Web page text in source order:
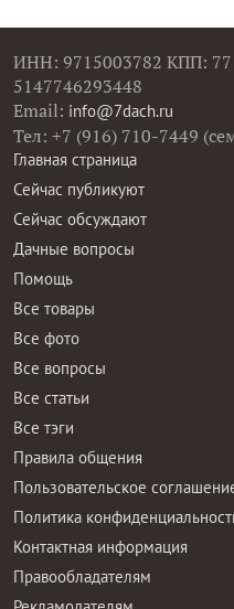
ИНН: 9715003782 КПП:
5147746293448
Email: info@7dach.ru
Тел: +7 (916) 710-7449
Главная страница
Сейчас публикуют
Сейчас обсуждают
Дачные вопросы
Помощь
Все товары
Все фото
Все вопросы
Все статьи
Все тэги
Правила общения
Пользовательское
Политика
Контактная информация
Правообладателям